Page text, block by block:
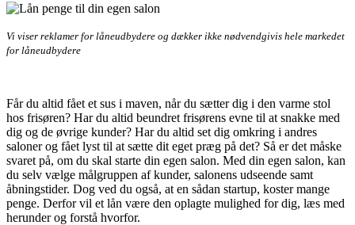
Vi viser reklamer for låneudbydere og dækker ikke nødvendgivis hele markedet
for låneudbydere
Får du altid fået et sus i maven, når du sætter dig i den varme stol
hos frisøren? Har du altid beundret frisørens evne til at snakke med
dig og de øvrige kunder? Har du altid set dig omkring i andres
saloner og fået lyst til at sætte dit eget præg på det? Så er det måske
svaret på, om du skal starte din egen salon. Med din egen salon, kan
du selv vælge målgruppen af kunder, salonens udseende samt
åbningstider. Dog ved du også, at en sådan startup, koster mange
penge. Derfor vil et lån være den oplagte mulighed for dig, læs med
herunder og forstå hvorfor.